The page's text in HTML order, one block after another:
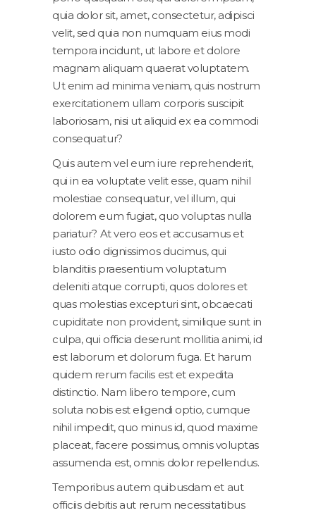
quia dolor sit, amet, consectetur, adipisci
velit, sed quia non numquam eius modi
tempora incidunt, ut labore et dolore
magnam aliquam quaerat voluptatem.
Ut enim ad minima veniam, quis nostrum
exercitationem ullam corporis suscipit
laboriosam, nisi ut aliquid ex ea commodi
consequatur?
Quis autem vel eum iure reprehenderit,
qui in ea voluptate velit esse, quam nihil
molestiae consequatur, vel illum, qui
dolorem eum fugiat, quo voluptas nulla
pariatur? At vero eos et accusamus et
iusto odio dignissimos ducimus, qui
blanditiis praesentium voluptatum
deleniti atque corrupti, quos dolores et
quas molestias excepturi sint, obcaecati
cupiditate non provident, similique sunt in
culpa, qui officia deserunt mollitia animi, id
est laborum et dolorum fuga. Et harum
quidem rerum facilis est et expedita
distinctio. Nam libero tempore, cum
soluta nobis est eligendi optio, cumque
nihil impedit, quo minus id, quod maxime
placeat, facere possimus, omnis voluptas
assumenda est, omnis dolor repellendus.
Temporibus autem quibusdam et aut
officiis debitis aut rerum necessitatibus